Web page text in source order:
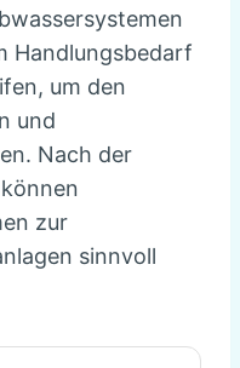
Handlungsbedarf
um den
und
Nach der
zur
sinnvoll